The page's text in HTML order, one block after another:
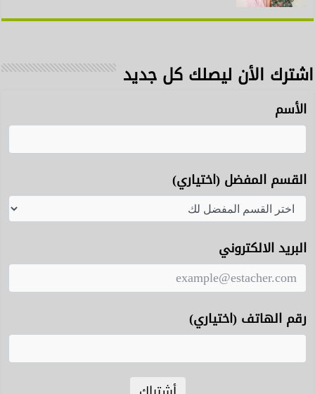
اشترك الأن ليصلك كل جديد
الأسم
القسم المفضل (اختياري)
البريد الالكتروني
رقم الهاتف (اختياري)